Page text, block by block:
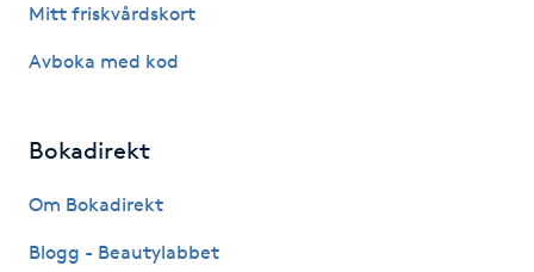
Mitt friskvårdskort
Avboka med kod
Bokadirekt
Om Bokadirekt
Blogg - Beautylabbet